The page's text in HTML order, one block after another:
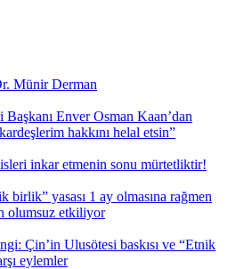
Münir Derman
Enver Osman Kaan’dan
hakkını helal etsin”
inkar etmenin sonu mürtetliktir!
birlik” yasası 1 ay olmasına rağmen
olumsuz etkiliyor
Çin’in Ulusötesi baskısı ve “Etnik
eylemler